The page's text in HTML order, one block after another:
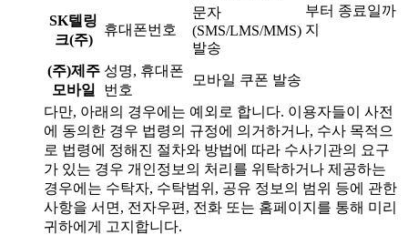
부터 종료일까
지
SK텔링
크(주)
휴대폰번호
문자
(SMS/LMS/MMS)
발송
(주)제주
모바일
성명, 휴대폰
번호
모바일 쿠폰 발송
다만, 아래의 경우에는 예외로 합니다. 이용자들이 사전
에 동의한 경우 법령의 규정에 의거하거나, 수사 목적으
로 법령에 정해진 절차와 방법에 따라 수사기관의 요구
가 있는 경우 개인정보의 처리를 위탁하거나 제공하는
경우에는 수탁자, 수탁범위, 공유 정보의 범위 등에 관한
사항을 서면, 전자우편, 전화 또는 홈페이지를 통해 미리
귀하에게 고지합니다.